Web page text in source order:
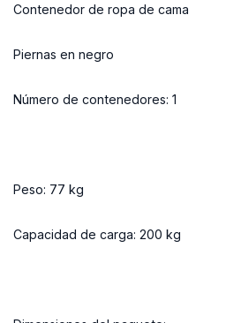
Contenedor de ropa de cama
Piernas en negro
Número de contenedores: 1
Peso: 77 kg
Capacidad de carga: 200 kg